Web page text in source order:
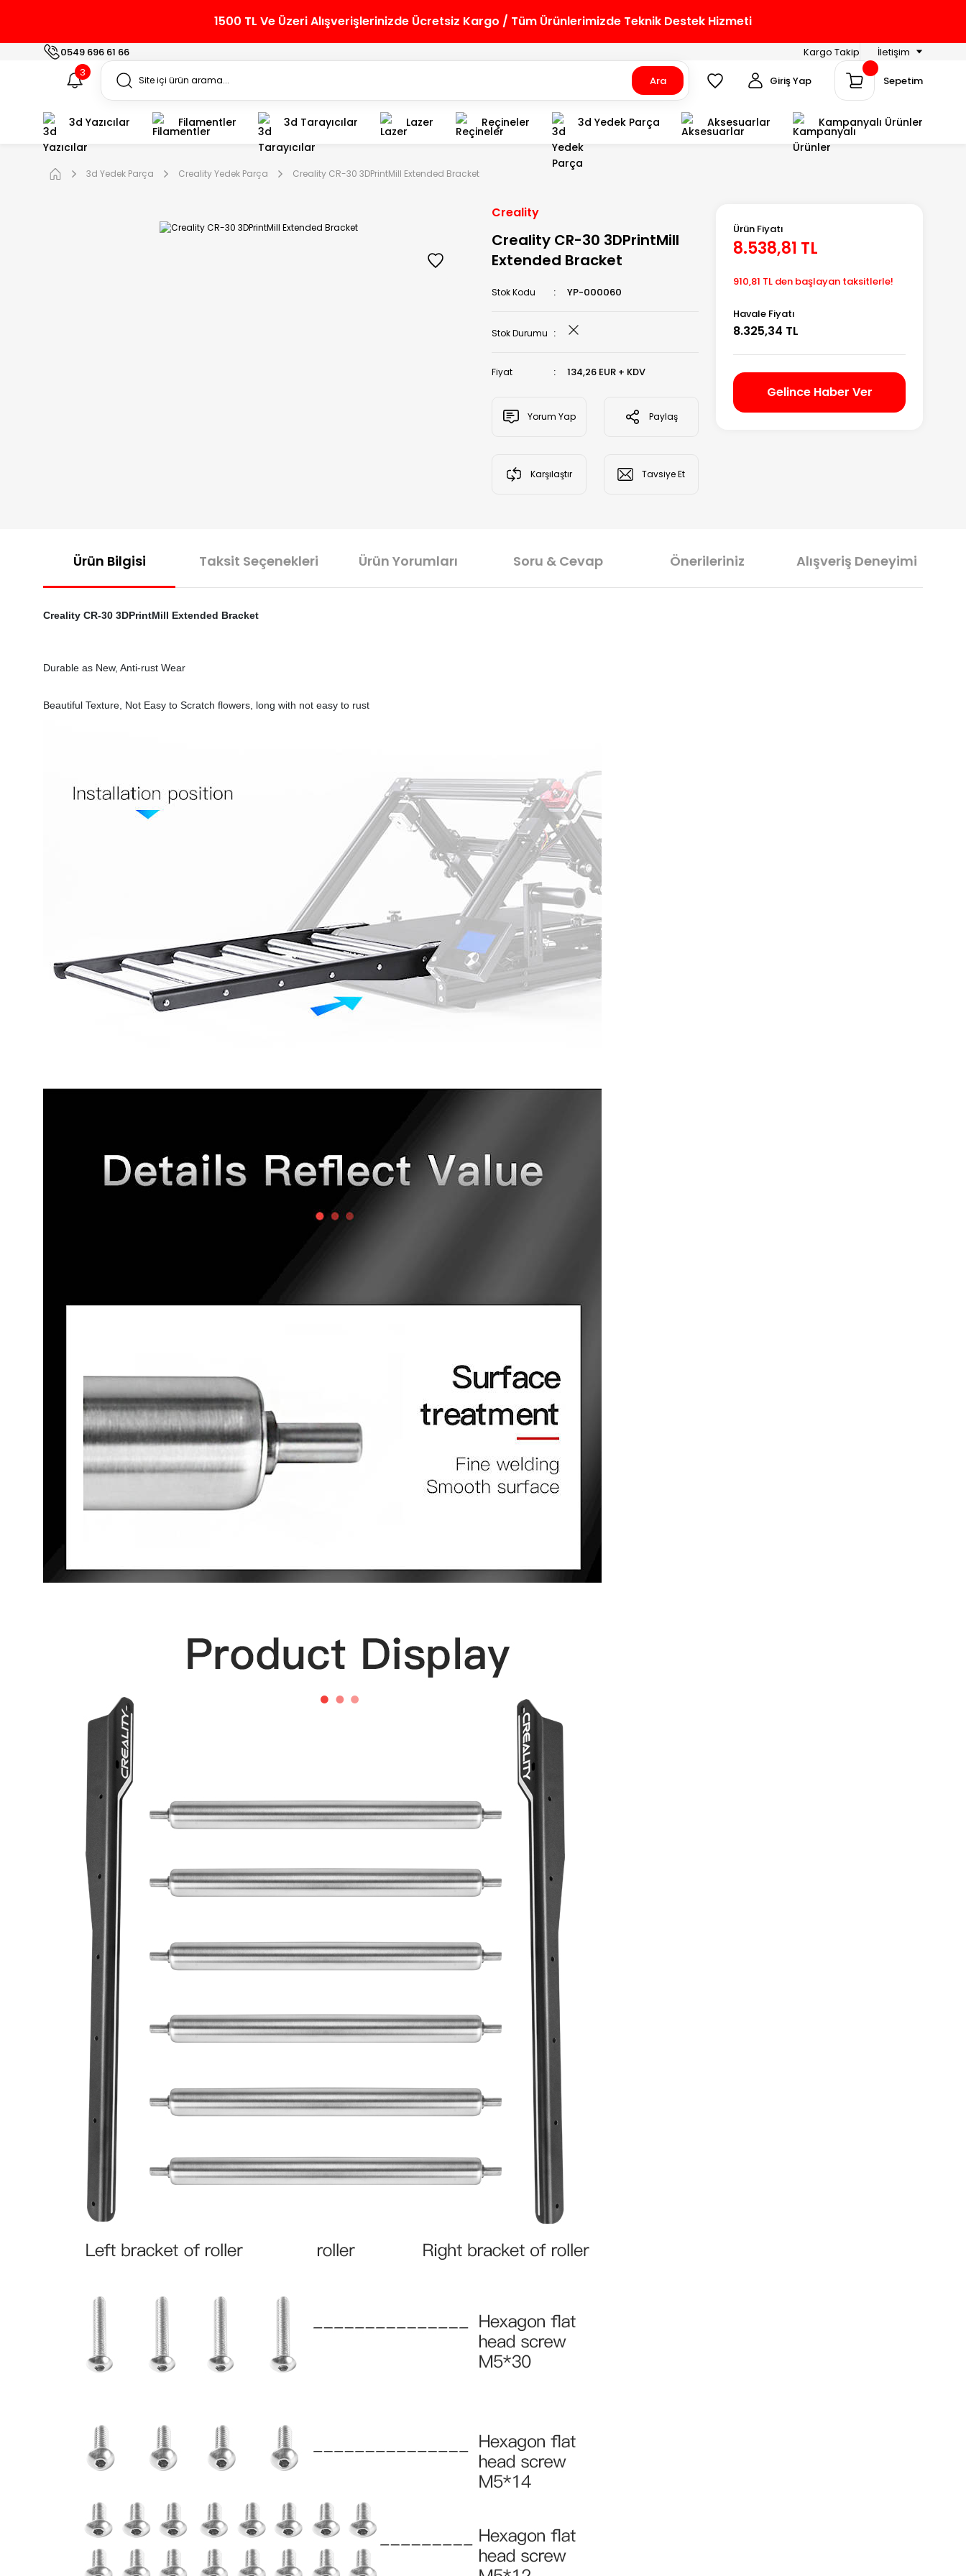
1500 TL Ve Üzeri Alışverişlerinizde Ücretsiz Kargo / Tüm Ürünlerimizde Teknik Destek Hizmeti
0549 696 61 66 Kargo Takip
İletişim
3
Ara Giriş Yap Sepetim
3d Yazıcılar Filamentler 3d Tarayıcılar Lazer Reçineler 3d Yedek Parça Aksesuarlar Kampanyalı Ürünler
3d Yedek Parça Creality Yedek Parça Creality CR-30 3DPrintMill Extended Bracket
Creality
Creality CR-30 3DPrintMill
Extended Bracket
Stok Kodu YP-000060
Stok Durumu
Fiyat 134,26 EUR + KDV
Yorum Yap Paylaş
Karşılaştır Tavsiye Et
Ürün Fiyatı
8.538,81 TL
910,81 TL den başlayan taksitlerle!
Havale Fiyatı
8.325,34 TL
Gelince Haber Ver
Ürün Bilgisi Taksit Seçenekleri Ürün Yorumları Soru & Cevap Önerileriniz Alışveriş Deneyimi
Creality CR-30 3DPrintMill Extended Bracket
Durable as New, Anti-rust Wear
Beautiful Texture, Not Easy to Scratch flowers, long with not easy to rust